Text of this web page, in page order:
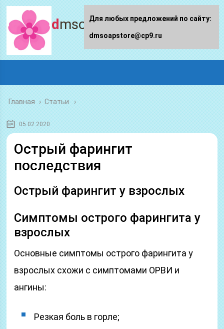
dmsoapstore.ru
Главная › Статьи
05.02.2020
Острый фарингит
последствия
Острый фарингит у взрослых
Симптомы острого фарингита у
взрослых
Основные симптомы острого фарингита у
взрослых схожи с симптомами ОРВИ и
ангины:
Резкая боль в горле;
Для любых предложений по сайту:
dmsoapstore@cp9.ru